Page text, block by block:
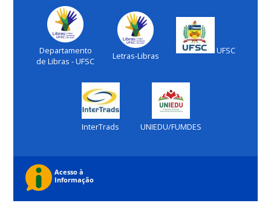
Departamento
de Libras - UFSC
Letras-Libras UFSC
InterTrads UNIEDU/FUMDES